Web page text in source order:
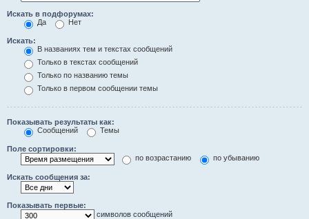
Искать в подфорумах:
Да
Нет
Искать:
В названиях тем и текстах сообщений
Только в текстах сообщений
Только по названию темы
Только в первом сообщении темы
Показывать результаты как:
Сообщений
Темы
Поле сортировки:
по возрастанию
по убыванию
Искать сообщения за:
Показывать первые:
символов сообщений